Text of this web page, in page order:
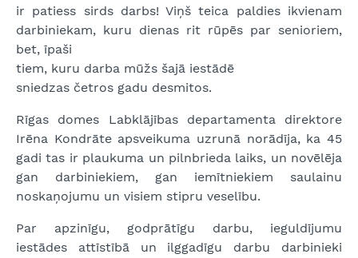
ir patiess sirds darbs! Viņš teica paldies ikvienam
darbiniekam, kuru dienas rit rūpēs par senioriem,
bet, īpaši
tiem, kuru darba mūžs šajā iestādē
sniedzas četros gadu desmitos.
Rīgas domes Labklājības departamenta direktore
Irēna Kondrāte apsveikuma uzrunā norādīja, ka 45
gadi tas ir plaukuma un pilnbrieda laiks, un novēlēja
gan darbiniekiem, gan iemītniekiem saulainu
noskaņojumu un visiem stipru veselību.
Par apzinīgu, godprātīgu darbu, ieguldījumu
iestādes attīstībā un ilggadīgu darbu darbinieki